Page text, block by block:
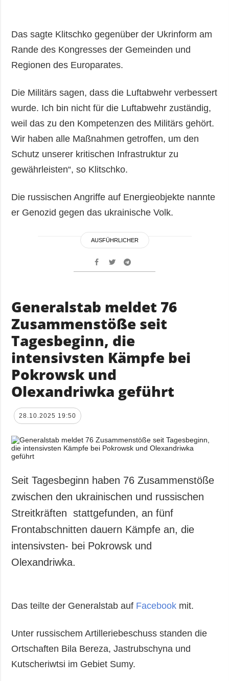
Das sagte Klitschko gegenüber der Ukrinform am
Rande des Kongresses der Gemeinden und
Regionen des Europarates.
Die Militärs sagen, dass die Luftabwehr verbessert
wurde. Ich bin nicht für die Luftabwehr zuständig,
weil das zu den Kompetenzen des Militärs gehört.
Wir haben alle Maßnahmen getroffen, um den
Schutz unserer kritischen Infrastruktur zu
gewährleisten“, so Klitschko.
Die russischen Angriffe auf Energieobjekte nannte
er Genozid gegen das ukrainische Volk.
AUSFÜHRLICHER
Generalstab meldet 76
Zusammenstöße seit
Tagesbeginn, die
intensivsten Kämpfe bei
Pokrowsk und
Olexandriwka geführt
28.10.2025 19:50
Seit Tagesbeginn haben 76 Zusammenstöße
zwischen den ukrainischen und russischen
Streitkräften stattgefunden, an fünf
Frontabschnitten dauern Kämpfe an, die
intensivsten- bei Pokrowsk und
Olexandriwka.
Das teilte der Generalstab auf Facebook mit.
Unter russischem Artilleriebeschuss standen die
Ortschaften Bila Bereza, Jastrubschyna und
Kutscheriwtsi im Gebiet Sumy.